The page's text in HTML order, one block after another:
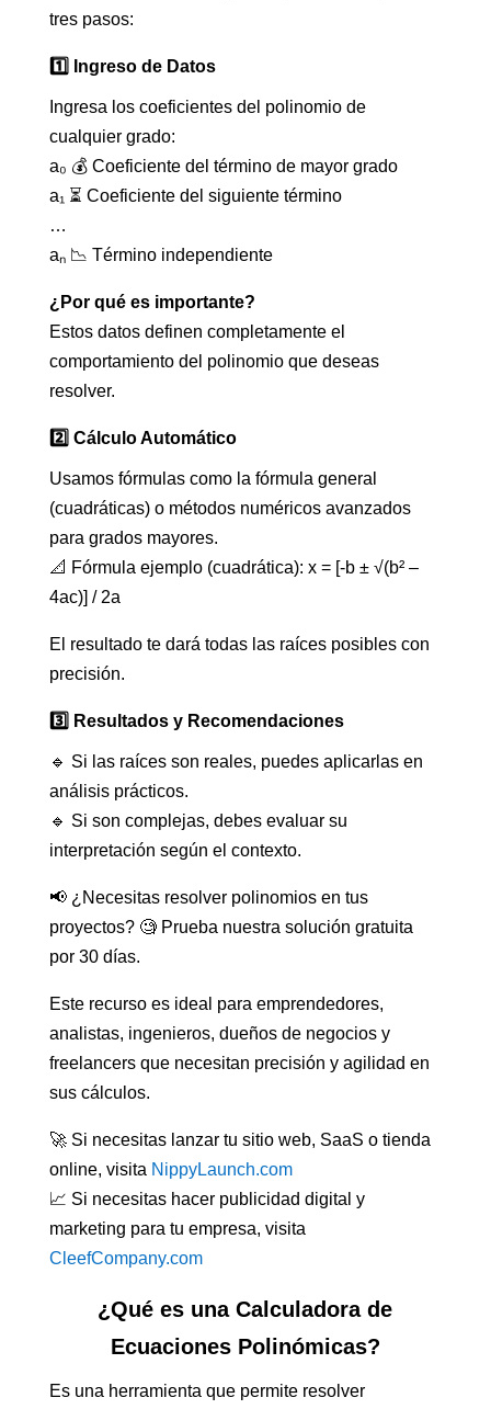
tres pasos:
1️⃣ Ingreso de Datos
Ingresa los coeficientes del polinomio de
cualquier grado:
a₀ 💰 Coeficiente del término de mayor grado
a₁ ⏳ Coeficiente del siguiente término
…
aₙ 📉 Término independiente
¿Por qué es importante?
Estos datos definen completamente el
comportamiento del polinomio que deseas
resolver.
2️⃣ Cálculo Automático
Usamos fórmulas como la fórmula general
(cuadráticas) o métodos numéricos avanzados
para grados mayores.
📐 Fórmula ejemplo (cuadrática): x = [-b ± √(b² –
4ac)] / 2a
El resultado te dará todas las raíces posibles con
precisión.
3️⃣ Resultados y Recomendaciones
🔹 Si las raíces son reales, puedes aplicarlas en
análisis prácticos.
🔹 Si son complejas, debes evaluar su
interpretación según el contexto.
📢 ¿Necesitas resolver polinomios en tus
proyectos? 🧐 Prueba nuestra solución gratuita
por 30 días.
Este recurso es ideal para emprendedores,
analistas, ingenieros, dueños de negocios y
freelancers que necesitan precisión y agilidad en
sus cálculos.
🚀 Si necesitas lanzar tu sitio web, SaaS o tienda
online, visita NippyLaunch.com
📈 Si necesitas hacer publicidad digital y
marketing para tu empresa, visita
CleefCompany.com
¿Qué es una Calculadora de
Ecuaciones Polinómicas?
Es una herramienta que permite resolver